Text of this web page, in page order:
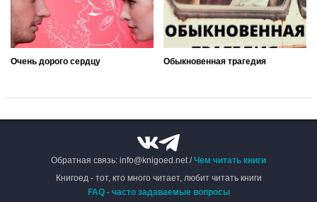
Очень дорого сердцу Обыкновенная трагедия
Обратная связь: info@knigoed.net /Чем читать книги
Книгоед - тот, кто много читает, любит читать книги
FAQ - часто задаваемые вопросы